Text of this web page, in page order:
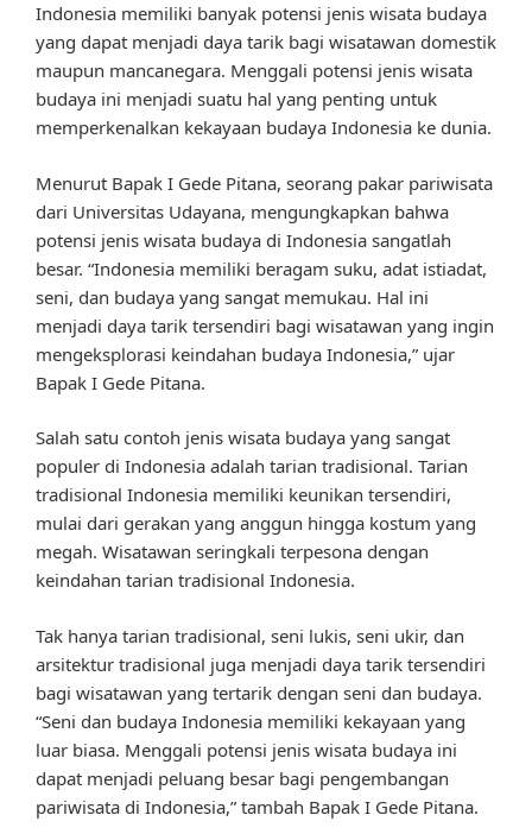
Indonesia memiliki banyak potensi jenis wisata budaya
yang dapat menjadi daya tarik bagi wisatawan domestik
maupun mancanegara. Menggali potensi jenis wisata
budaya ini menjadi suatu hal yang penting untuk
memperkenalkan kekayaan budaya Indonesia ke dunia.
Menurut Bapak I Gede Pitana, seorang pakar pariwisata
dari Universitas Udayana, mengungkapkan bahwa
potensi jenis wisata budaya di Indonesia sangatlah
besar. “Indonesia memiliki beragam suku, adat istiadat,
seni, dan budaya yang sangat memukau. Hal ini
menjadi daya tarik tersendiri bagi wisatawan yang ingin
mengeksplorasi keindahan budaya Indonesia,” ujar
Bapak I Gede Pitana.
Salah satu contoh jenis wisata budaya yang sangat
populer di Indonesia adalah tarian tradisional. Tarian
tradisional Indonesia memiliki keunikan tersendiri,
mulai dari gerakan yang anggun hingga kostum yang
megah. Wisatawan seringkali terpesona dengan
keindahan tarian tradisional Indonesia.
Tak hanya tarian tradisional, seni lukis, seni ukir, dan
arsitektur tradisional juga menjadi daya tarik tersendiri
bagi wisatawan yang tertarik dengan seni dan budaya.
“Seni dan budaya Indonesia memiliki kekayaan yang
luar biasa. Menggali potensi jenis wisata budaya ini
dapat menjadi peluang besar bagi pengembangan
pariwisata di Indonesia,” tambah Bapak I Gede Pitana.